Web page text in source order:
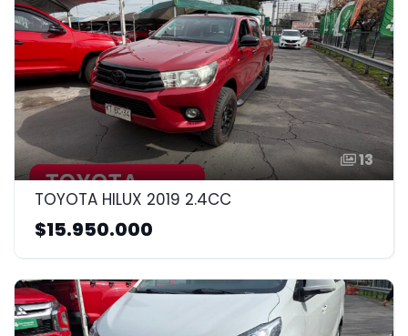
13
TOYOTA HILUX 2019 2.4CC
$15.950.000